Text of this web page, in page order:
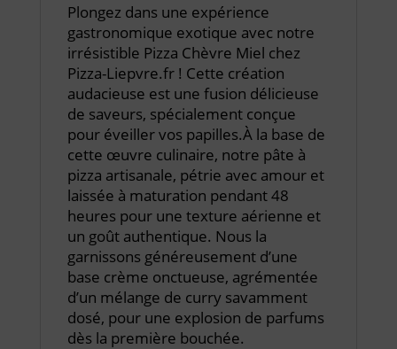
Plongez dans une expérience
gastronomique exotique avec notre
irrésistible Pizza Chèvre Miel chez
Pizza-Liepvre.fr ! Cette création
audacieuse est une fusion délicieuse
de saveurs, spécialement conçue
pour éveiller vos papilles.À la base de
cette œuvre culinaire, notre pâte à
pizza artisanale, pétrie avec amour et
laissée à maturation pendant 48
heures pour une texture aérienne et
un goût authentique. Nous la
garnissons généreusement d’une
base crème onctueuse, agrémentée
d’un mélange de curry savamment
dosé, pour une explosion de parfums
dès la première bouchée.